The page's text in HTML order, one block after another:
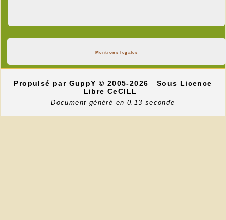
Le 20e randonneur...
Mentions légales
Propulsé par GuppY© 2005-2026
Sous Licence
Libre CeCILL
Document généré en 0.13 seconde